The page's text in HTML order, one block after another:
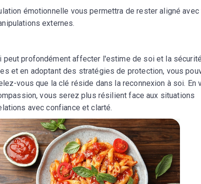
émotionnelle vous permettra de rester aligné avec
externes.
peut profondément affecter l'estime de soi et la sécurité
et en adoptant des stratégies de protection, vous
vous que la clé réside dans la reconnexion à soi. En
vous serez plus résilient face aux situations
avec confiance et clarté.